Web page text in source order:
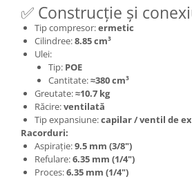
✅ Construcție și
Tip compresor:ermetic
Cilindree:8.85 cm³
Ulei:
Tip: POE
Cantitate:≈380 cm³
Greutate:≈10.7 kg
Răcire:ventilată
Tip expansiune:capilar / ventil de
Racorduri:
Aspirație:9.5 mm (3/8")
Refulare:6.35 mm (1/4")
Proces:6.35 mm (1/4")